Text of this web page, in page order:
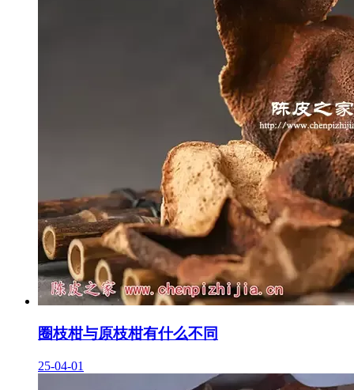
圈枝柑与原枝柑有什么不同
25-04-01